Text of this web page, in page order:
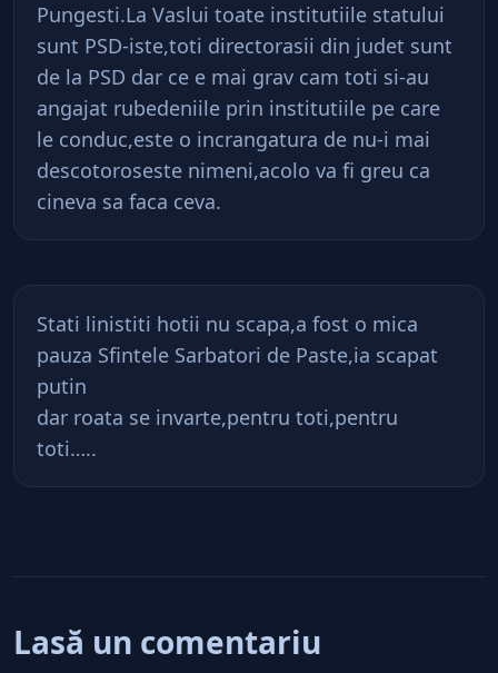
Pungesti.La Vaslui toate institutiile statului
sunt PSD-iste,toti directorasii din judet sunt
de la PSD dar ce e mai grav cam toti si-au
angajat rubedeniile prin institutiile pe care
le conduc,este o incrangatura de nu-i mai
descotoroseste nimeni,acolo va fi greu ca
cineva sa faca ceva.
Stati linistiti hotii nu scapa,a fost o mica
pauza Sfintele Sarbatori de Paste,ia scapat
putin
dar roata se invarte,pentru toti,pentru
toti…..
Lasă un comentariu